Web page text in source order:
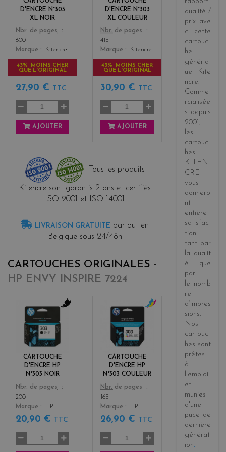
D'ENCRE N°303
XL NOIR
Color
Nbr. de pages
600
Marque
Kitencre
43% MOINS CHER
QUE L'ORIGINAL
27,90 € TTC
AJOUTER
D'ENCRE N°303
XL COULEUR
Color
s
Nbr. de pages
415
Marque
Kitencre
43% MOINS CHER
QUE L'ORIGINAL
30,90 € TTC
AJOUTER
Tous les produits
Kitencre sont garantis 2 ans et certifiés
ISO 9001 et ISO 14001
LIVRAISON GRATUITE partout en
Belgique sous 24/48h
CARTOUCHES ORIGINALES -
HP ENVY INSPIRE 7224
CARTOUCHE
D'ENCRE HP
N°303 NOIR
Color
l
c
k
Nbr. de pages
200
Marque
HP
20,90 € TTC
CARTOUCHE
D'ENCRE HP
N°303 COULEUR
Color
r
Nbr. de pages
165
Marque
HP
26,90 € TTC
qualité /
prix ave
c cette
cartouc
he
génériq
ue
Kite
ncre.
Comme
rcialisée
s depuis
2001 ,
les
cartouc
hes
KITEN
CRE
vous
donnero
nt
entière
satisfac
tion
tant par
la qualit
é que
par
le nomb
re
d’impres
sions.
Nos
cartouc
hes sont
prêtes
à
l'emploi
et
munies
d'une
puce de
dernière
générat
ion.